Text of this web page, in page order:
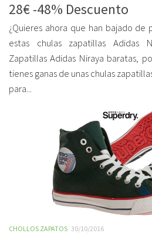
28€ -48% Descuento
¿Quieres ahora que han bajado de
estas chulas zapatillas Adidas
Zapatillas Adidas Niraya baratas,
tienes ganas de unas chulas
para...
CHOLLOS ZAPATOS 30/10/2016